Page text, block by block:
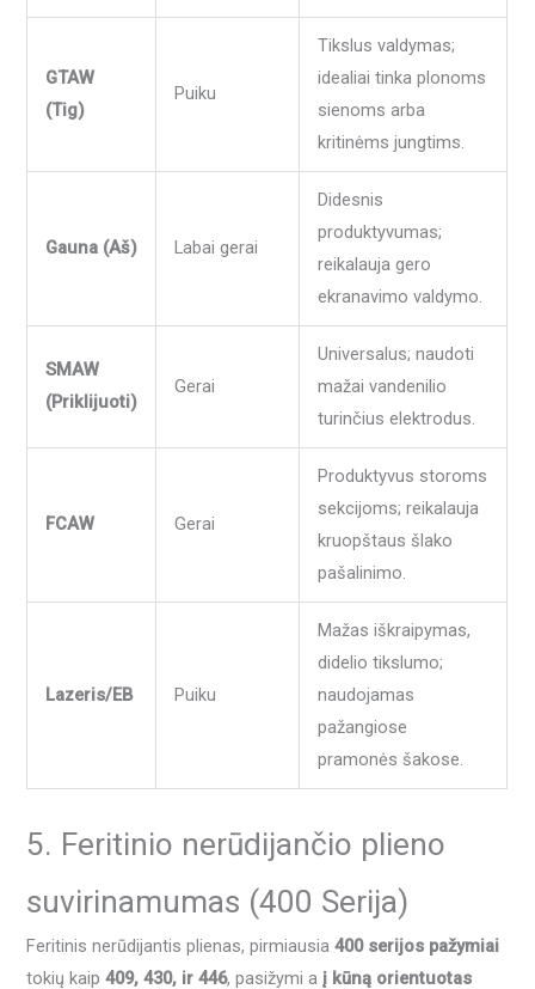
GTAW
(Tig)
Puiku
Tikslus valdymas;
idealiai tinka plonoms
sienoms arba
kritinėms jungtims.
Gauna (Aš) Labai gerai
Didesnis
produktyvumas;
reikalauja gero
ekranavimo valdymo.
SMAW
(Priklijuoti)
Gerai
Universalus; naudoti
mažai vandenilio
turinčius elektrodus.
FCAW Gerai
Produktyvus storoms
sekcijoms; reikalauja
kruopštaus šlako
pašalinimo.
Lazeris/EB Puiku
Mažas iškraipymas,
didelio tikslumo;
naudojamas
pažangiose
pramonės šakose.
5. Feritinio nerūdijančio plieno
suvirinamumas (400 Serija)
Feritinis nerūdijantis plienas, pirmiausia400 serijos pažymiai
tokių kaip409, 430, ir 446, pasižymi a į kūną orientuotas